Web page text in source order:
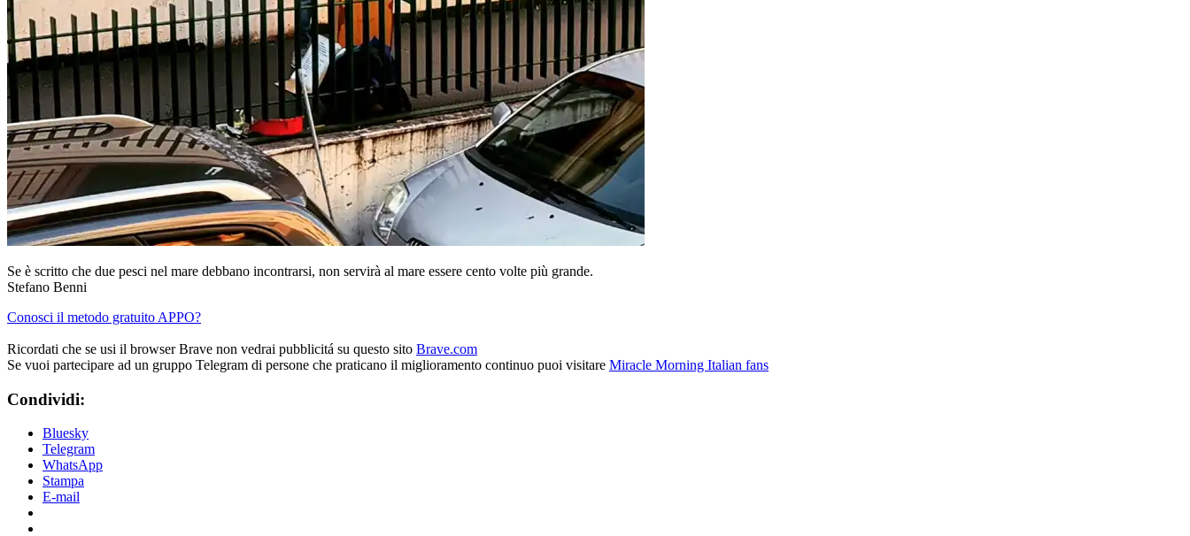
Se è scritto che due pesci nel mare debbano incontrarsi, non servirà al mare essere cento volte più grande.
Stefano Benni
Conosci il metodo gratuito APPO?
Ricordati che se usi il browser Brave non vedrai pubblicitá su questo sito Brave.com
Se vuoi partecipare ad un gruppo Telegram di persone che praticano il miglioramento continuo puoi visitare Miracle Morning Italian fans
Condividi:
Bluesky
Telegram
WhatsApp
Stampa
E-mail